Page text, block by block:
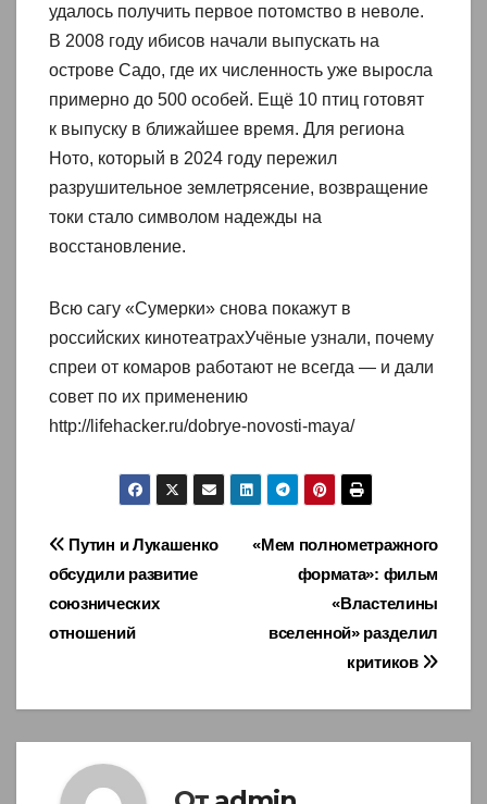
удалось получить первое потомство в неволе.
В 2008 году ибисов начали выпускать на
острове Садо, где их численность уже выросла
примерно до 500 особей. Ещё 10 птиц готовят
к выпуску в ближайшее время. Для региона
Ното, который в 2024 году пережил
разрушительное землетрясение, возвращение
токи стало символом надежды на
восстановление.
Всю сагу «Сумерки» снова покажут в
российских кинотеатрахУчёные узнали, почему
спреи от комаров работают не всегда — и дали
совет по их применению
http://lifehacker.ru/dobrye-novosti-maya/
Навигация
по
записям
«Мем полнометражного
формата»: фильм
«Властелины
вселенной» разделил
критиков
Путин и Лукашенко
обсудили развитие
союзнических
отношений